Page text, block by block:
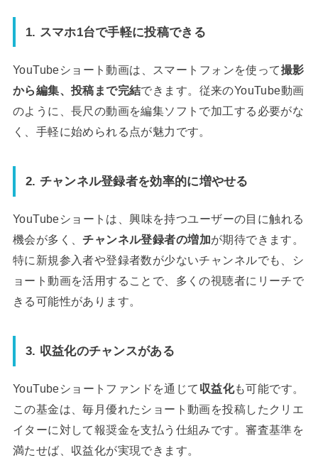
1. スマホ1台で手軽に投稿できる
YouTubeショート動画は、スマートフォンを使って撮影
から編集、投稿まで完結できます。従来のYouTube動画
のように、長尺の動画を編集ソフトで加工する必要がな
く、手軽に始められる点が魅力です。
2. チャンネル登録者を効率的に増やせる
YouTubeショートは、興味を持つユーザーの目に触れる
機会が多く、チャンネル登録者の増加が期待できます。
特に新規参入者や登録者数が少ないチャンネルでも、シ
ョート動画を活用することで、多くの視聴者にリーチで
きる可能性があります。
3. 収益化のチャンスがある
YouTubeショートファンドを通じて 収益化も可能です。
この基金は、毎月優れたショート動画を投稿したクリエ
イターに対して報奨金を支払う仕組みです。審査基準を
満たせば、収益化が実現できます。